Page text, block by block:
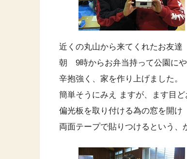
近くの丸山から来てくれたお友達
朝 9時からお弁当持って公園にや
辛抱強く、家を作り上げました。
簡単そうにみえ ますが、ます目ど
偏光板を取り付ける為の窓を開け
両面テープで貼りつけるという、